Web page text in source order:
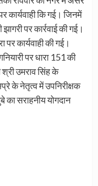
कार्यवाही कि गई। जिनमें
पर कार्रवाई की गई।
पर कार्यवाही की गई।
पर धारा 151 की
श्री उमराव सिंह के
के नेतृत्व में उपनिरीक्षक
का सराहनीय योगदान